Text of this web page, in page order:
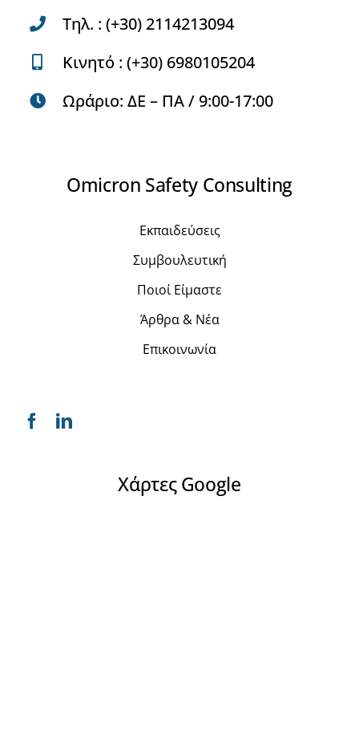
Τηλ. : (+30) 2114213094
Κινητό : (+30) 6980105204
Ωράριο: ΔE – ΠA / 9:00-17:00
Omicron Safety Consulting
Εκπαιδεύσεις
Συμβουλευτική
Ποιοί Είμαστε
Άρθρα & Νέα
Επικοινωνία
Χάρτες Google